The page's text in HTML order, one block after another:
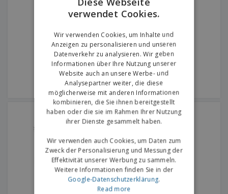
Result | Mütze mit
Bommelmütze
ENGLISH
verwendet Cookies.
Wir verwenden Cookies, um Inhalte und
Anzeigen zu personalisieren und unseren
Datenverkehr zu analysieren. Wir geben
Informationen über Ihre Nutzung unserer
Website auch an unsere Werbe- und
Analysepartner weiter, die diese
möglicherweise mit anderen Informationen
kombinieren, die Sie ihnen bereitgestellt
haben oder die sie im Rahmen Ihrer Nutzung
ihrer Dienste gesammelt haben.
Wir verwenden auch Cookies, um Daten zum
Zweck der Personalisierung und Messung der
Effektivität unserer Werbung zu sammeln.
Weitere Informationen finden Sie in der
Google-Datenschutzerklärung.
Read more